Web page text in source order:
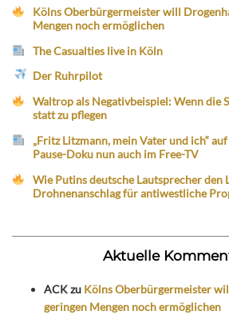
Kölns Oberbürgermeister will
Mengen noch ermöglichen
The Casualties live in Köln
Der Ruhrpilot
Waltrop als Negativbeispiel: Wenn die
statt zu pflegen
„Fritz Litzmann, mein Vater und ich“
Pause-Doku nun auch im Free-TV
Wie Putins deutsche Lautsprecher den
Drohnenanschlag für antiwestliche
Aktuelle
ACKzu Kölns Oberbürgermeister
geringen Mengen noch ermöglichen